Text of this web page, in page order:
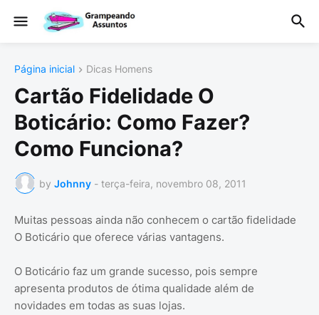
Página inicial Dicas Homens
Cartão Fidelidade O
Boticário: Como Fazer?
Como Funciona?
by Johnny - terça-feira, novembro 08, 2011
Muitas pessoas ainda não conhecem o cartão fidelidade
O Boticário que oferece várias vantagens.
O Boticário faz um grande sucesso, pois sempre
apresenta produtos de ótima qualidade além de
novidades em todas as suas lojas.